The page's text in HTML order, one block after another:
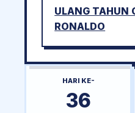
ULANG TAHUN
RONALDO
HARI KE-
36